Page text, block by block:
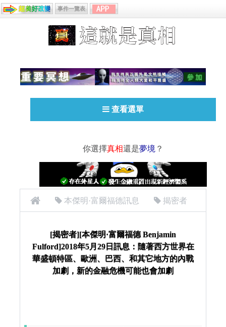
事件一覽表
查看選單
你選擇真相還是夢境 ？
本傑明·富爾福德訊息 揭密者
年5月29日訊息：隨著西方世界在華盛頓特區、歐
洲、巴西、和其它地方的內戰加劇，新的金融危機可
能也會加劇
[揭密者][本傑明·富爾福德 Benjamin
Fulford]2018年5月29日訊息：隨著西方世界在
華盛頓特區、歐洲、巴西、和其它地方的內戰
加劇，新的金融危機可能也會加劇